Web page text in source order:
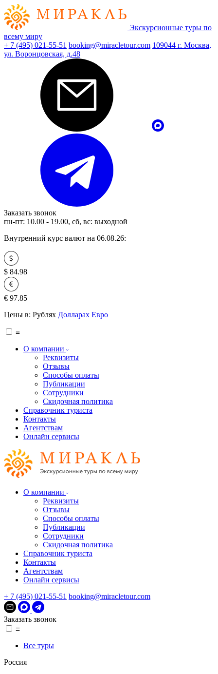
Экскурсионные туры по
всему миру
+ 7 (495) 021-55-51 booking@miracletour.com 109044 г. Москва,
ул. Воронцовская, д.48
Заказать звонок
пн-пт: 10.00 - 19.00, сб, вс: выходной
Внутренний курс валют на 06.08.26:
$ 84.98
€ 97.85
Цены в: Рублях Долларах Евро
≡
О компании
Реквизиты
Отзывы
Способы оплаты
Публикации
Сотрудники
Скидочная политика
Справочник туриста
Контакты
Агентствам
Онлайн сервисы
О компании
Реквизиты
Отзывы
Способы оплаты
Публикации
Сотрудники
Скидочная политика
Справочник туриста
Контакты
Агентствам
Онлайн сервисы
+ 7 (495) 021-55-51 booking@miracletour.com
Заказать звонок
≡
Все туры
Россия